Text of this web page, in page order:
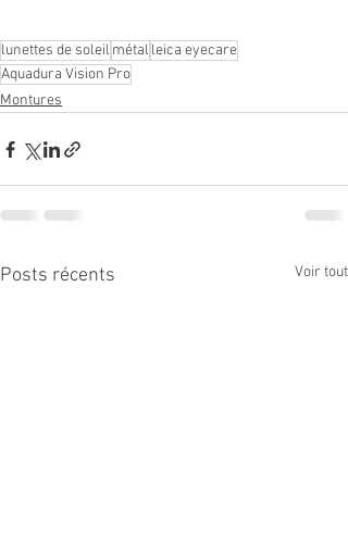
lunettes de soleil métal leica eyecare
Aquadura Vision Pro
Montures
Posts récents Voir tout